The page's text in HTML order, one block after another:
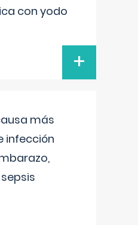
con yodo
+
más
infección